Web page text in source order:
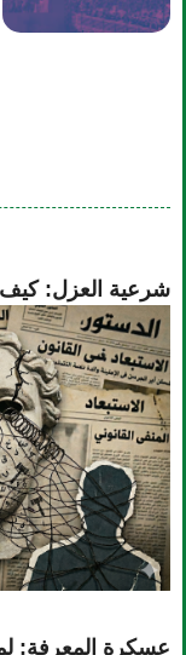
شرعية العزل: كيف
عسكرة المعرفة: